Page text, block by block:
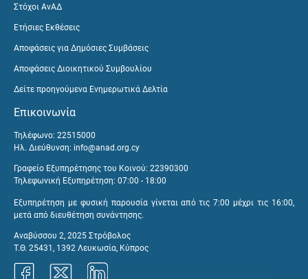
Στόχοι ΑνΑΔ
Ετήσιες Εκθέσεις
Αποφάσεις για Δημόσιες Συμβάσεις
Αποφάσεις Διοικητικού Συμβουλίου
Δείτε προηγούμενα Ενημερωτικά Δελτία
Επικοινωνία
Τηλέφωνο: 22515000
Ηλ. Διεύθυνση: info@anad.org.cy
Γραφείο Εξυπηρέτησης του Κοινού: 22390300
Τηλεφωνική Εξυπηρέτηση: 07:00 - 18:00
Εξυπηρέτηση με φυσική παρουσία γίνεται από τις 7:00 μέχρι τις 16:00,
μετά από διευθέτηση συνάντησης.
Αναβύσσου 2, 2025 Στρόβολος
Τ.Θ. 25431, 1392 Λευκωσία, Κύπρος